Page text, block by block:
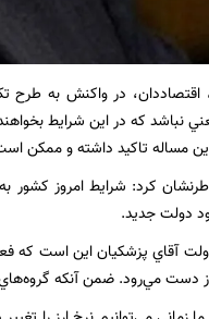
در واکنش به طرح
نباشد كه در اين شرايط
مساله تاكيد داشته و ممكن
كرد: شرايط امروز
دولت جديد.
آقاي پزشكيان اين است كه
دست مي‌رود. ضمن آنكه